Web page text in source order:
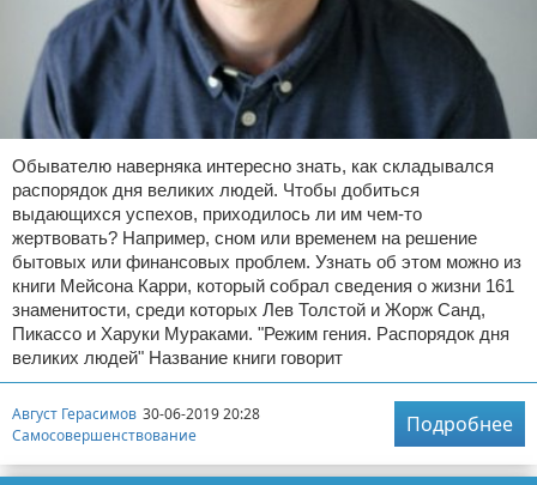
Обывателю наверняка интересно знать, как складывался
распорядок дня великих людей. Чтобы добиться
выдающихся успехов, приходилось ли им чем-то
жертвовать? Например, сном или временем на решение
бытовых или финансовых проблем. Узнать об этом можно из
книги Мейсона Карри, который собрал сведения о жизни 161
знаменитости, среди которых Лев Толстой и Жорж Санд,
Пикассо и Харуки Мураками. "Режим гения. Распорядок дня
великих людей" Название книги говорит
Август Герасимов 30-06-2019 20:28
Самосовершенствование
Подробнее